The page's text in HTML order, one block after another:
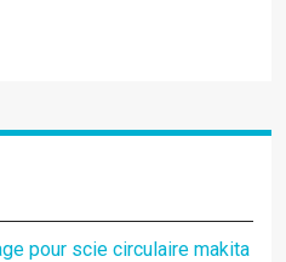
pour scie circulaire makita